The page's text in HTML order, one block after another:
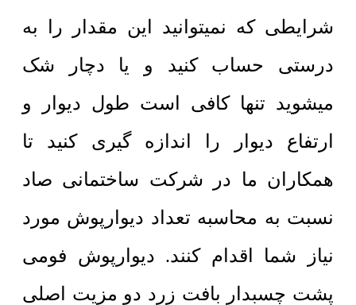
شرایطی که نمیتوانید این مقدار را به
درستی حساب کنید و یا دچار شک
میشوید تنها کافی است طول دیوار و
ارتفاع دیوار را اندازه گیری کنید تا
همکاران ما در شرکت ساختمانی صاد
نسبت به محاسبه تعداد دیوارپوش مورد
نیاز شما اقدام کنند. دیوارپوش فومی
پشت چسبدار بافت زرد دو مزیت اصلی